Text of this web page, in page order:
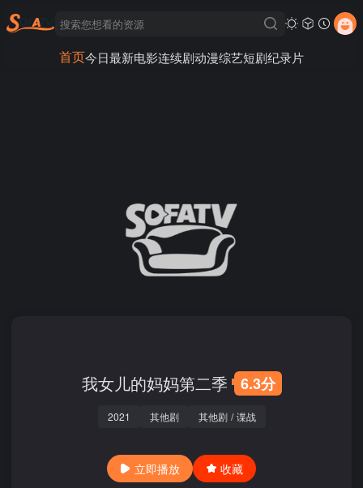
首页今日最新电影连续剧动漫综艺短剧纪录片
我女儿的妈妈第二季 6.3分
2021 其他剧 其他剧 / 谍战
立即播放 收藏